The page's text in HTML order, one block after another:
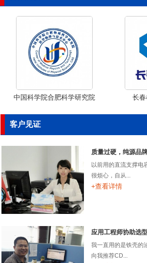
中国科学院合肥科学研究院 长
客户见证
质量过硬，纯源品
以前用的直流支撑电
很烦心，自从...
+查看详情
应用工程师协助选
我一直用的是铁壳的
向我推荐CD...